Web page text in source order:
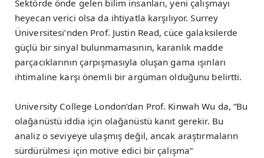
Sektörde önde gelen bilim insanları, yeni çalışmayı
heyecan verici olsa da ihtiyatla karşılıyor. Surrey
Üniversitesi’nden Prof. Justin Read, cüce galaksilerde
güçlü bir sinyal bulunmamasının, karanlık madde
parçacıklarının çarpışmasıyla oluşan gama ışınları
ihtimaline karşı önemli bir argüman olduğunu belirtti.
University College London’dan Prof. Kinwah Wu da, “Bu
olağanüstü iddia için olağanüstü kanıt gerekir. Bu
analiz o seviyeye ulaşmış değil, ancak araştırmaların
sürdürülmesi için motive edici bir çalışma”